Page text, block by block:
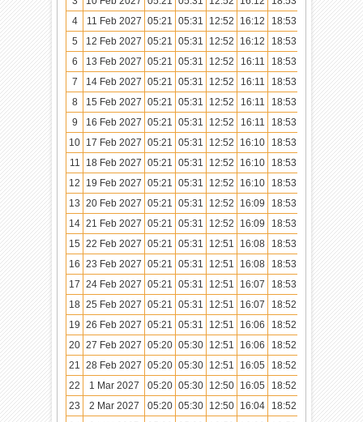
4
11 Feb 2027 05:21 05:31 12:52 16:12 18:53
20:03
5
12 Feb 2027 05:21 05:31 12:52 16:12 18:53
20:03
6
13 Feb 2027 05:21 05:31 12:52 16:11 18:53
20:03
7
14 Feb 2027 05:21 05:31 12:52 16:11 18:53
20:03
8
15 Feb 2027 05:21 05:31 12:52 16:11 18:53
20:03
9
16 Feb 2027 05:21 05:31 12:52 16:11 18:53
20:03
10 17 Feb 2027 05:21 05:31 12:52 16:10 18:53
20:02
11
18 Feb 2027 05:21 05:31 12:52 16:10 18:53
20:02
12
19 Feb 2027 05:21 05:31 12:52 16:10 18:53
20:02
13 20 Feb 2027 05:21 05:31 12:52 16:09 18:53
20:02
14 21 Feb 2027 05:21 05:31 12:52 16:09 18:53
20:02
15 22 Feb 2027 05:21 05:31 12:51 16:08 18:53
20:02
16 23 Feb 2027 05:21 05:31 12:51 16:08 18:53
20:02
17 24 Feb 2027 05:21 05:31 12:51 16:07 18:53
20:02
18 25 Feb 2027 05:21 05:31 12:51 16:07 18:52
20:01
19 26 Feb 2027 05:21 05:31 12:51 16:06 18:52
20:01
20 27 Feb 2027 05:20 05:30 12:51 16:06 18:52
20:01
21
28 Feb 2027 05:20 05:30 12:51 16:05 18:52
20:01
22
1 Mar 2027 05:20 05:30 12:50 16:05 18:52
20:01
23
2 Mar 2027 05:20 05:30 12:50 16:04 18:52
20:00